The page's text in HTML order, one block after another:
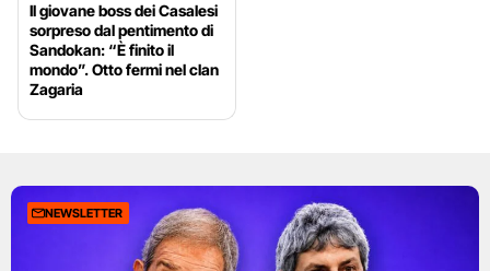
Il giovane boss dei Casalesi
sorpreso dal pentimento di
Sandokan: “È finito il
mondo”. Otto fermi nel clan
Zagaria
NEWSLETTER